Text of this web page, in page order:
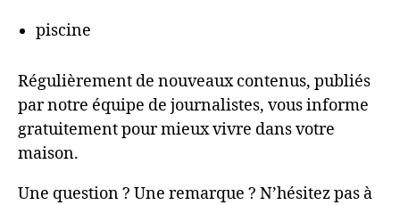
piscine
Régulièrement de nouveaux contenus, publiés
par notre équipe de journalistes, vous informe
gratuitement pour mieux vivre dans votre
maison.
Une question ? Une remarque ? N’hésitez pas à